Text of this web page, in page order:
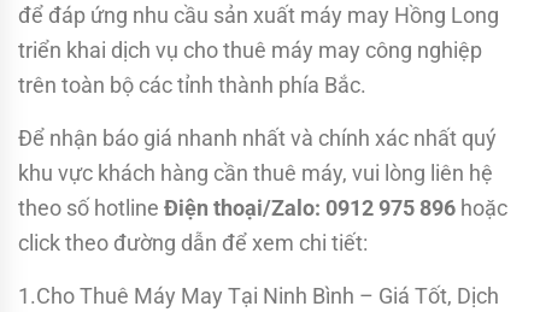
để đáp ứng nhu cầu sản xuất máy may Hồng Long
triển khai dịch vụ cho thuê máy may công nghiệp
trên toàn bộ các tỉnh thành phía Bắc.
Để nhận báo giá nhanh nhất và chính xác nhất quý
khu vực khách hàng cần thuê máy, vui lòng liên hệ
theo số hotline Điện thoại/Zalo: 0912 975 896 hoặc
click theo đường dẫn để xem chi tiết:
1.Cho Thuê Máy May Tại Ninh Bình – Giá Tốt, Dịch